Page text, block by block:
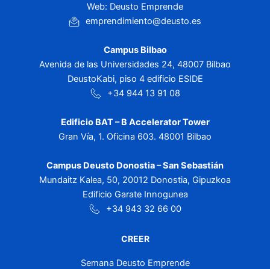
Web: Deusto Emprende
emprendimiento@deusto.es
Campus Bilbao
Avenida de las Universidades 24, 48007 Bilbao
DeustoKabi, piso 4 edificio ESIDE
+34 944 13 91 08
Edificio BAT – B Accelerator Tower
Gran Vía, 1. Oficina 603. 48001 Bilbao
Campus Deusto Donostia – San Sebastián
Mundaitz Kalea, 50, 20012 Donostia, Gipuzkoa
Edificio Garate Innogunea
+34 943 32 66 00
CREER
Semana Deusto Emprende